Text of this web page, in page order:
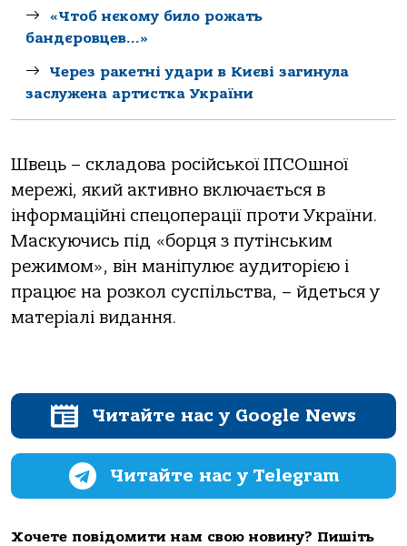
«Чтоб нєкому било рожать
бандєровцев…»
Через ракетні удари в Києві загинула
заслужена артистка України
Швець – складова російської ІПСОшної
мережі, який активно включається в
інформаційні спецоперації проти України.
Маскуючись під «борця з путінським
режимом», він маніпулює аудиторією і
працює на розкол суспільства, – йдеться у
матеріалі видання.
Читайте нас у Google News
Читайте нас у Telegram
Хочете повідомити нам свою новину? Пишіть